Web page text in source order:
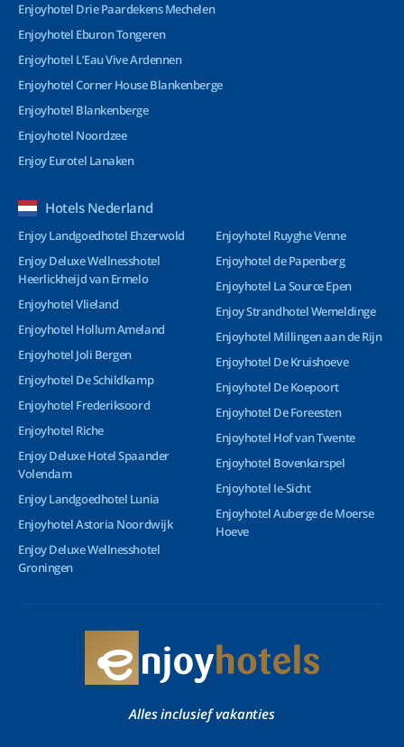
Enjoyhotel Drie Paardekens Mechelen
Enjoyhotel Eburon Tongeren
Enjoyhotel L’Eau Vive Ardennen
Enjoyhotel Corner House Blankenberge
Enjoyhotel Blankenberge
Enjoyhotel Noordzee
Enjoy Eurotel Lanaken
Hotels Nederland
Enjoy Landgoedhotel Ehzerwold
Enjoy Deluxe Wellnesshotel
Heerlickheijd van Ermelo
Enjoyhotel Vlieland
Enjoyhotel Hollum Ameland
Enjoyhotel Joli Bergen
Enjoyhotel De Schildkamp
Enjoyhotel Frederiksoord
Enjoyhotel Riche
Enjoy Deluxe Hotel Spaander
Volendam
Enjoy Landgoedhotel Lunia
Enjoyhotel Astoria Noordwijk
Enjoy Deluxe Wellnesshotel
Groningen
Enjoyhotel Ruyghe Venne
Enjoyhotel de Papenberg
Enjoyhotel La Source Epen
Enjoy Strandhotel Wemeldinge
Enjoyhotel Millingen aan de Rijn
Enjoyhotel De Kruishoeve
Enjoyhotel De Koepoort
Enjoyhotel De Foreesten
Enjoyhotel Hof van Twente
Enjoyhotel Bovenkarspel
Enjoyhotel Ie-Sicht
Enjoyhotel Auberge de Moerse
Hoeve
Alles inclusief vakanties